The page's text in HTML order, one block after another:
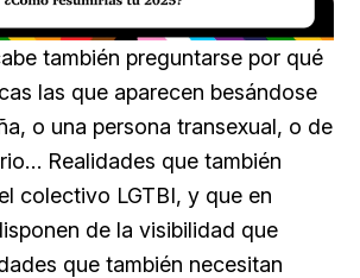
Loaded:
29.95%
también preguntarse por qué
las que aparecen besándose
o una persona transexual, o de
Realidades que también
colectivo LGTBI, y que en
de la visibilidad que
que también necesitan